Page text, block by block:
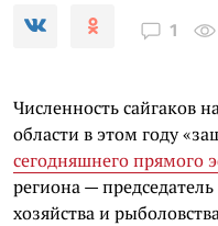
1
Численность сайгаков
области в этом году
сегодняшнего прямого
региона —
хозяйства и